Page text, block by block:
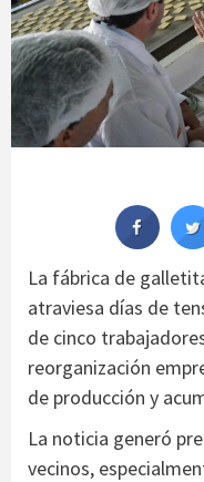
La fábrica de
atraviesa días de
de cinco
reorganización
de producción y
La noticia generó
vecinos,